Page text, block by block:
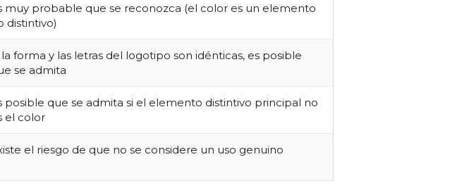
muy probable que se reconozca (el color es un elemento
distintivo)
la forma y las letras del logotipo son idénticas, es posible
se admita
posible que se admita si el elemento distintivo principal no
el color
el riesgo de que no se considere un uso genuino